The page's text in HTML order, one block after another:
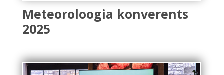
Meteoroloogia konverents
2025